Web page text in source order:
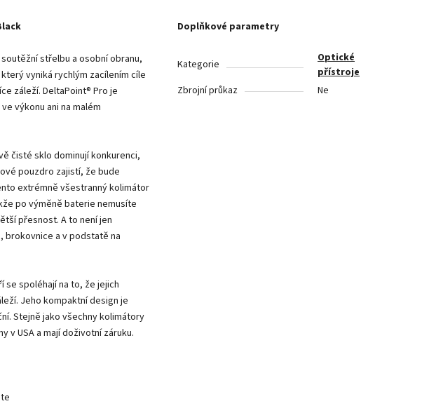
střelbu a osobní obranu,
vyniká rychlým zacílením cíle
záleží. DeltaPoint® Pro je
výkonu ani na malém
čisté sklo dominují konkurenci,
pouzdro zajistí, že bude
extrémně všestranný kolimátor
po výměně baterie nemusíte
přesnost. A to není jen
brokovnice a v podstatě na
se spoléhají na to, že jejich
Jeho kompaktní design je
Stejně jako všechny kolimátory
v USA a mají doživotní záruku.
Doplňkové parametry
Kategorie
Optické
přístroje
Zbrojní průkaz
Ne